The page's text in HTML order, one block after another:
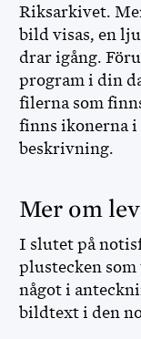
Riksarkivet.
bild visas, en
drar igång.
program i din
filerna som
finns ikonerna
beskrivning.
Mer om
I slutet på
plustecken
något i
bildtext i den